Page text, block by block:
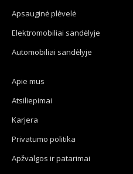
Apsauginė plėvelė
Elektromobiliai sandėlyje
Automobiliai sandėlyje
Apie mus
Atsiliepimai
Karjera
Privatumo politika
Apžvalgos ir patarimai